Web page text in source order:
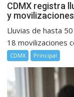
CDMX registra
y
Lluvias de hasta
18 movilizaciones
CDMX Principal